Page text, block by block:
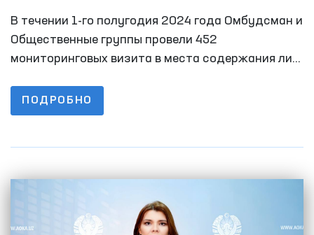
Мажлиса по правам человека
(омбудсмана) о работе по выявлению и
предупреждению случаев пыток в
В течении 1-го полугодия 2024 года Омбудсман и
Общественные группы провели 452
мониторинговых визита в места содержания лиц
месяцев 2023 года этот показатель был 348.
ПОДРОБНО